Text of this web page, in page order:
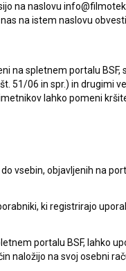
na naslovu
na istem naslovu
na spletnem portalu
51/06 in spr.) in drugimi
lahko pomeni
vsebin, objavljenih na
ki registrirajo
portalu BSF, lahko
naložijo na svoj osebni